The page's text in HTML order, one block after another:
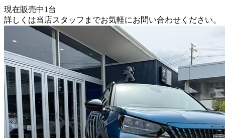
現在販売中1 台
詳しくは当店スタッフまでお気軽にお問い合わせください。